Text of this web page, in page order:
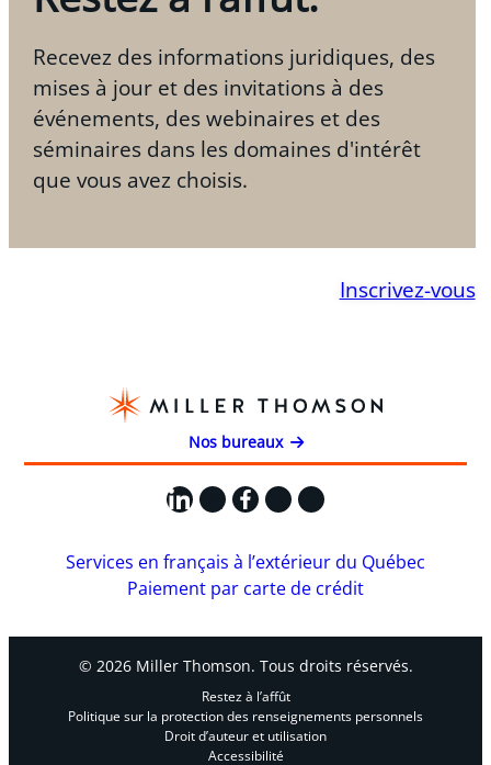
Recevez des informations juridiques, des
mises à jour et des invitations à des
événements, des webinaires et des
séminaires dans les domaines d'intérêt
que vous avez choisis.
Inscrivez-vous
Nos bureaux
LinkedIn
X Facebook
Instagram
YouTube
Services en français à l’extérieur du Québec
Paiement par carte de crédit
© 2026 Miller Thomson. Tous droits réservés.
Restez à l’affût
Politique sur la protection des renseignements personnels
Droit d’auteur et utilisation
Accessibilité